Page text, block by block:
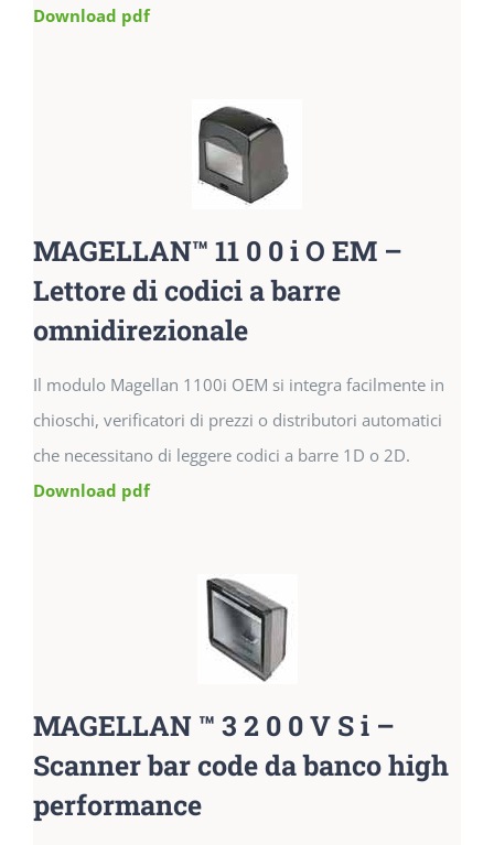
Download pdf
MAGELLAN™ 11 0 0 i O EM –
Lettore di codici a barre
omnidirezionale
Il modulo Magellan 1100i OEM si integra facilmente in
chioschi, verificatori di prezzi o distributori automatici
che necessitano di leggere codici a barre 1D o 2D.
Download pdf
MAGELLAN ™ 3 2 0 0 V S i –
Scanner bar code da banco high
performance